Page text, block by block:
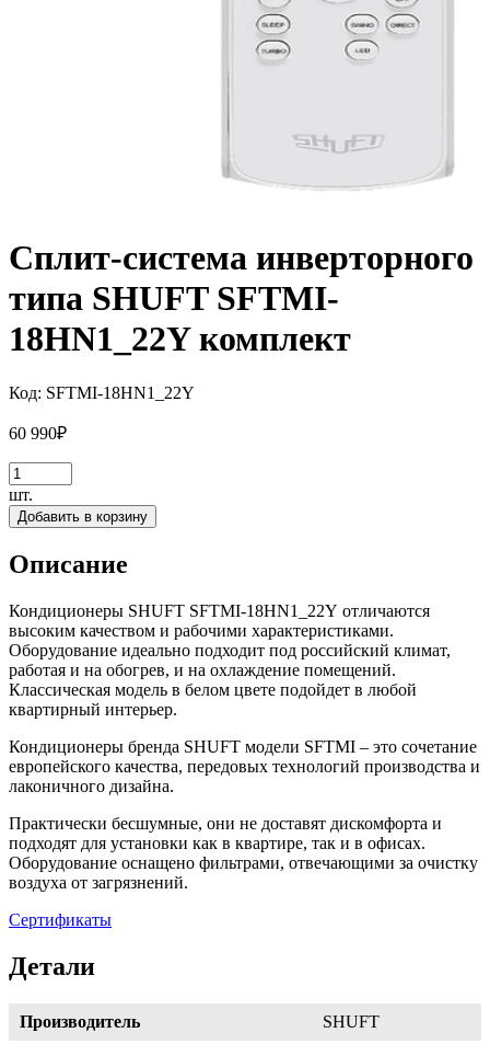
Сплит-система инверторного
типа SHUFT SFTMI-
18HN1_22Y комплект
Код: SFTMI-18HN1_22Y
60 990₽
шт.
Добавить в корзину
Описание
Кондиционеры SHUFT SFTMI-18HN1_22Y отличаются
высоким качеством и рабочими характеристиками.
Оборудование идеально подходит под российский климат,
работая и на обогрев, и на охлаждение помещений.
Классическая модель в белом цвете подойдет в любой
квартирный интерьер.
Кондиционеры бренда SHUFT модели SFTMI – это сочетание
европейского качества, передовых технологий производства и
лаконичного дизайна.
Практически бесшумные, они не доставят дискомфорта и
подходят для установки как в квартире, так и в офисах.
Оборудование оснащено фильтрами, отвечающими за очистку
воздуха от загрязнений.
Сертификаты
Детали
Производитель SHUFT